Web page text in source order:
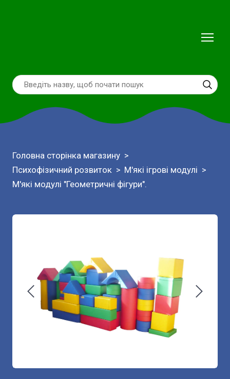
Головна сторінка магазину
Психофізичний розвиток
М'які ігрові модулі
М'які модулі "Геометричні фігури".